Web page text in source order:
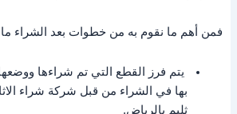
فمن أهم ما نقوم به من خطوات بعد الشراء
يتم فرز القطع التي تم شراءها
بها في الشراء من قبل شركة شراء
ثليم بالرياض.